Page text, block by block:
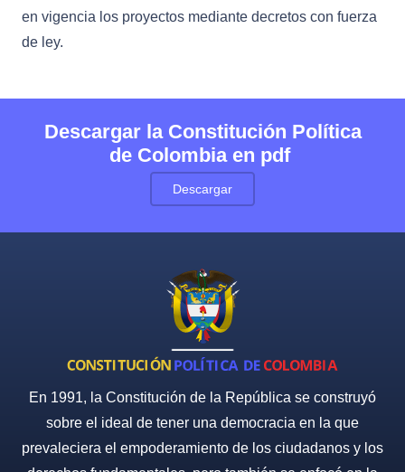
en vigencia los proyectos mediante decretos con fuerza
de ley.
Descargar la Constitución Política
de Colombia en pdf
Descargar
En 1991, la Constitución de la República se construyó
sobre el ideal de tener una democracia en la que
prevaleciera el empoderamiento de los ciudadanos y los